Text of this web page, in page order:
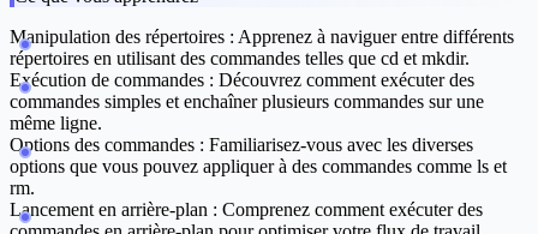
Manipulation des répertoires : Apprenez à naviguer entre différents
répertoires en utilisant des commandes telles que cd et mkdir.
Exécution de commandes : Découvrez comment exécuter des
commandes simples et enchaîner plusieurs commandes sur une
même ligne.
Options des commandes : Familiarisez-vous avec les diverses
options que vous pouvez appliquer à des commandes comme ls et
rm.
Lancement en arrière-plan : Comprenez comment exécuter des